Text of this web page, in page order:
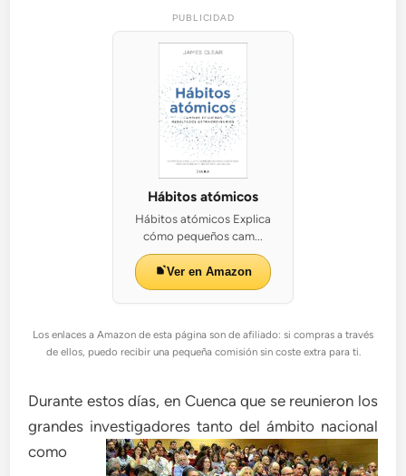
PUBLICIDAD
Hábitos atómicos
Hábitos atómicos Explica
cómo pequeños cam...
Ver en Amazon
Los enlaces a Amazon de esta página son de afiliado: si compras a través
de ellos, puedo recibir una pequeña comisión sin coste extra para ti.
Durante estos días, en Cuenca que se reunieron los
grandes investigadores tanto del ámbito nacional
como